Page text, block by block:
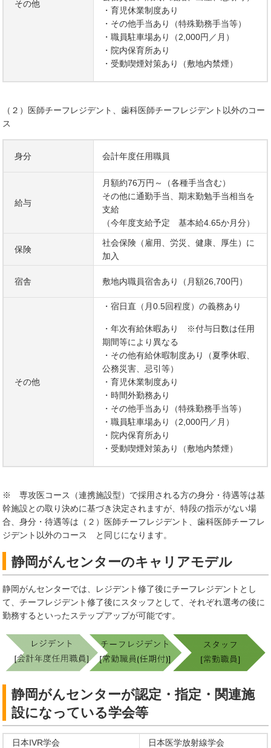
その他
・育児休業制度あり
・その他手当あり（特殊勤務手当等）
・職員駐車場あり（2,000円／月）
・院内保育所あり
・受動喫煙対策あり（敷地内禁煙）
（２）医師チーフレジデント、歯科医師チーフレジデント以外のコー
ス
身分 会計年度任用職員
給与
月額約76万円～（各種手当含む）
その他に通勤手当、期末勤勉手当相当を
支給
（今年度支給予定 基本給4.65か月分）
保険
社会保険（雇用、労災、健康、厚生）に
加入
宿舎 敷地内職員宿舎あり（月額26,700円）
その他
・宿日直（月0.5回程度）の義務あり
・年次有給休暇あり ※付与日数は任用
期間等により異なる
・その他有給休暇制度あり（夏季休暇、
公務災害、忌引等）
・育児休業制度あり
・時間外勤務あり
・その他手当あり（特殊勤務手当等）
・職員駐車場あり（2,000円／月）
・院内保育所あり
・受動喫煙対策あり（敷地内禁煙）
※ 専攻医コース（連携施設型）で採用される方の身分・待遇等は基
幹施設との取り決めに基づき決定されますが、特段の指示がない場
合、身分・待遇等は（２）医師チーフレジデント、歯科医師チーフレ
ジデント以外のコース と同じになります。
静岡がんセンターのキャリアモデル
静岡がんセンターでは、レジデント修了後にチーフレジデントとし
て、チーフレジデント修了後にスタッフとして、それぞれ選考の後に
勤務するといったステップアップが可能です。
静岡がんセンターが認定・指定・関連施
設になっている学会等
日本IVR学会
日本医学放射線学会